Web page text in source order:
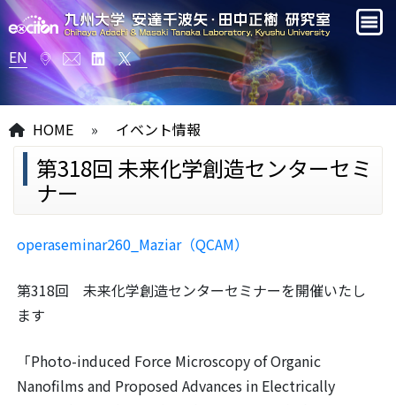
EN
HOME » イベント情報
第318回 未来化学創造センターセミ
ナー
operaseminar260_Maziar（QCAM）
第318回 未来化学創造センターセミナーを開催いたし
ます
「Photo-induced Force Microscopy of Organic
Nanofilms and Proposed Advances in Electrically